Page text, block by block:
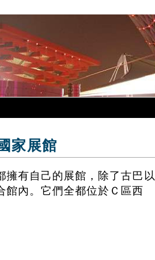
家展館
擁有自己的展館，除了古巴以
館內。它們全都位於Ｃ區西